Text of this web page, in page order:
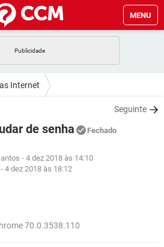
MENU
FACEBOOK
GMAIL
WHATSAPP
GMAIL
WHATSAPP
EXCEL
WHATSAPP
GMAIL
Internet
Seguinte
de senha Fechado
- 4 dez 2018 às 14:10
4 dez 2018 às 18:12
70.0.3538.110